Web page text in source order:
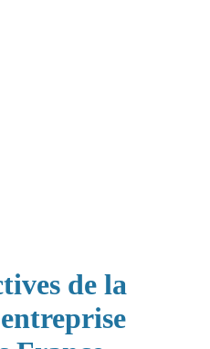
de la